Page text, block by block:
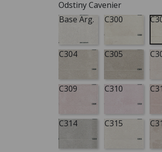
Odstiny Cavenier
Base Arg.
C300
C304 C305
C309 C310
C314 C315